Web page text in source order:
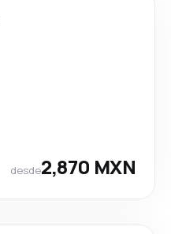
desde2,870 MXN